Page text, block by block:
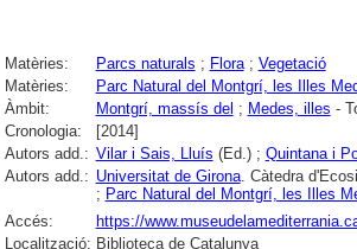
Matèries: Parcs naturals ; Flora; Vegetació
Matèries:
Parc Natural del Montgrí, les Illes
Àmbit:
Montgrí, massís del ; Medes, illes -
Cronologia:
[2014]
Autors add.: Vilar i Sais, Lluís (Ed.) ; Quintana i
Autors add.: Universitat de Girona. Càtedra
; Parc Natural del Montgrí, les Illes
Accés:
https://
Localització: Biblioteca de Catalunya